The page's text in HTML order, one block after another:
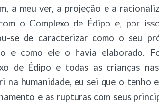
a meu ver, a projeção e a
o Complexo de Édipo e, por
se de caracterizar como o seu
e como ele o havia elaborado.
de Édipo e todas as crianças
na humanidade, eu sei que o tenho
e as rupturas com seus